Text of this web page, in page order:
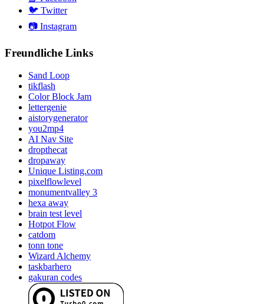
🐦 Twitter
📷 Instagram
Freundliche Links
Sand Loop
tikflash
Color Block Jam
lettergenie
aistorygenerator
you2mp4
AI Nav Site
dropthecat
dropaway
Unique Listing.com
pixelflowlevel
monumentvalley 3
hexa away
brain test level
Hotpot Flow
catdom
tonn tone
Wizard Alchemy
taskbarhero
gakuran codes